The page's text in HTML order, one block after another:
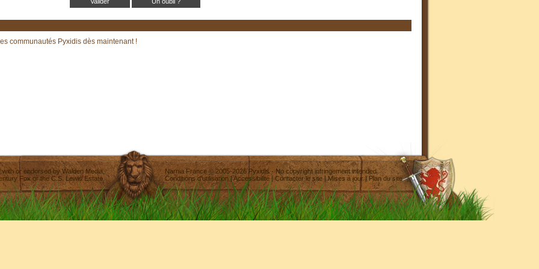
communautés Pyxidis dès maintenant !
with or endorsed byWalden Media
Fox or the C.S. Lewis Estate.
Narnia France ©2005-2026 Pyxidis- No copyright infringement intended
Conditions d'utilisation|Accessibilité| Contacter le site|Mises à jour| Plan du site